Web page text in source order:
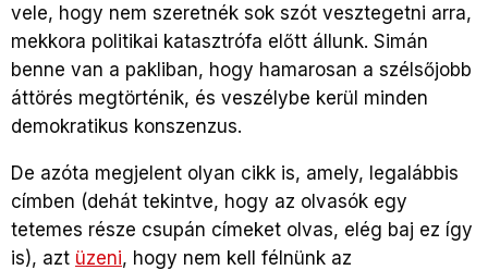
vele, hogy nem szeretnék sok szót vesztegetni arra,
mekkora politikai katasztrófa előtt állunk. Simán
benne van a pakliban, hogy hamarosan a szélsőjobb
áttörés megtörténik, és veszélybe kerül minden
demokratikus konszenzus.
De azóta megjelent olyan cikk is, amely, legalábbis
címben (dehát tekintve, hogy az olvasók egy
tetemes része csupán címeket olvas, elég baj ez így
is), azt üzeni, hogy nem kell félnünk az